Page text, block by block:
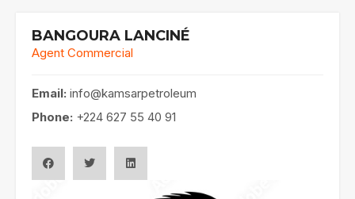
BANGOURA LANCINÉ
Agent Commercial
Email: info@kamsarpetroleum
Phone: +224 627 55 40 91